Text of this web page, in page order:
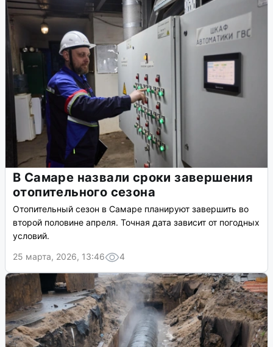
В Самаре назвали сроки завершения
отопительного сезона
Отопительный сезон в Самаре планируют завершить во
второй половине апреля. Точная дата зависит от погодных
условий.
25 марта, 2026, 13:46
4